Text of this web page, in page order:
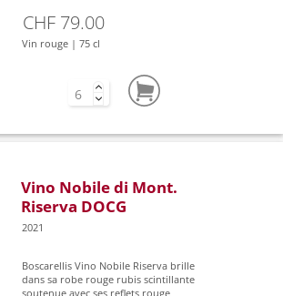
CHF 79.00
Vin rouge | 75 cl
Vino Nobile di Mont.
Riserva DOCG
2021
Boscarellis Vino Nobile Riserva brille
dans sa robe rouge rubis scintillante
soutenue avec ses reflets rouge